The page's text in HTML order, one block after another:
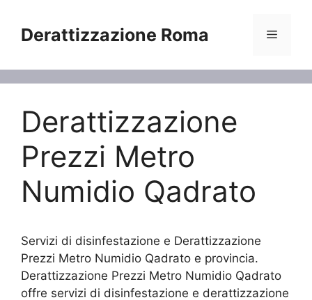
contenuto
Derattizzazione Roma Menu
Derattizzazione
Prezzi Metro
Numidio Qadrato
Servizi di disinfestazione e Derattizzazione
Prezzi Metro Numidio Qadrato e provincia.
Derattizzazione Prezzi Metro Numidio Qadrato
offre servizi di disinfestazione e derattizzazione